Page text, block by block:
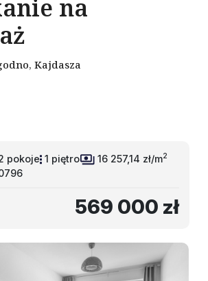
na
Kajdasza
pokoje 1 piętro 16 257,14 zł/m2
569 000 zł